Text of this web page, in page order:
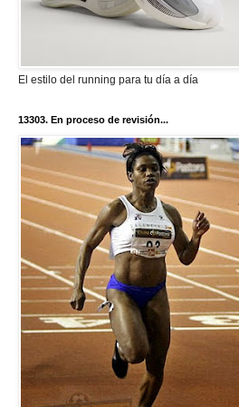
El estilo del running para tu día a día
13303. En proceso de revisión...